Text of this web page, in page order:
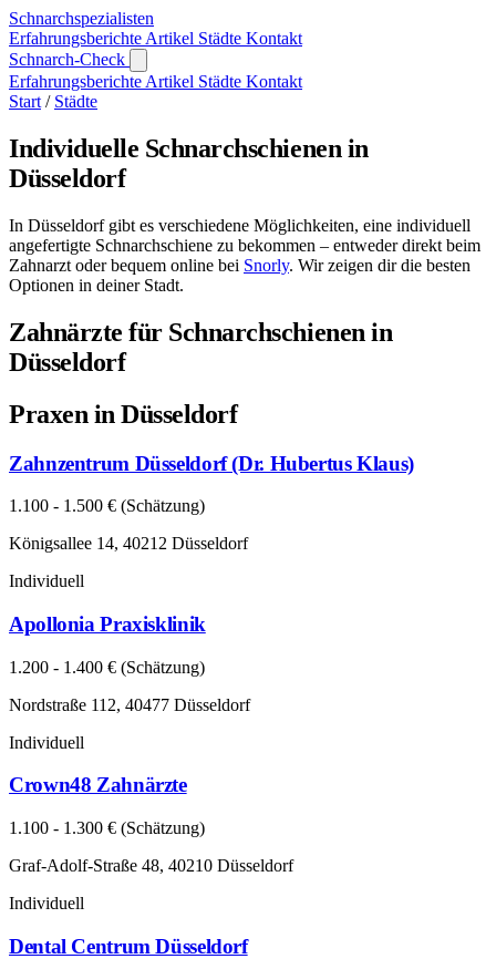
Schnarchspezialisten
Erfahrungsberichte Artikel Städte Kontakt
Schnarch-Check
Erfahrungsberichte Artikel Städte Kontakt
Start / Städte
Individuelle Schnarchschienen in
Düsseldorf
In Düsseldorf gibt es verschiedene Möglichkeiten, eine individuell
angefertigte Schnarchschiene zu bekommen – entweder direkt beim
Zahnarzt oder bequem online bei Snorly. Wir zeigen dir die besten
Optionen in deiner Stadt.
Zahnärzte für Schnarchschienen in
Düsseldorf
Praxen in Düsseldorf
Zahnzentrum Düsseldorf (Dr. Hubertus Klaus)
1.100 - 1.500 € (Schätzung)
Königsallee 14, 40212 Düsseldorf
Individuell
Apollonia Praxisklinik
1.200 - 1.400 € (Schätzung)
Nordstraße 112, 40477 Düsseldorf
Individuell
Crown48 Zahnärzte
1.100 - 1.300 € (Schätzung)
Graf-Adolf-Straße 48, 40210 Düsseldorf
Individuell
Dental Centrum Düsseldorf